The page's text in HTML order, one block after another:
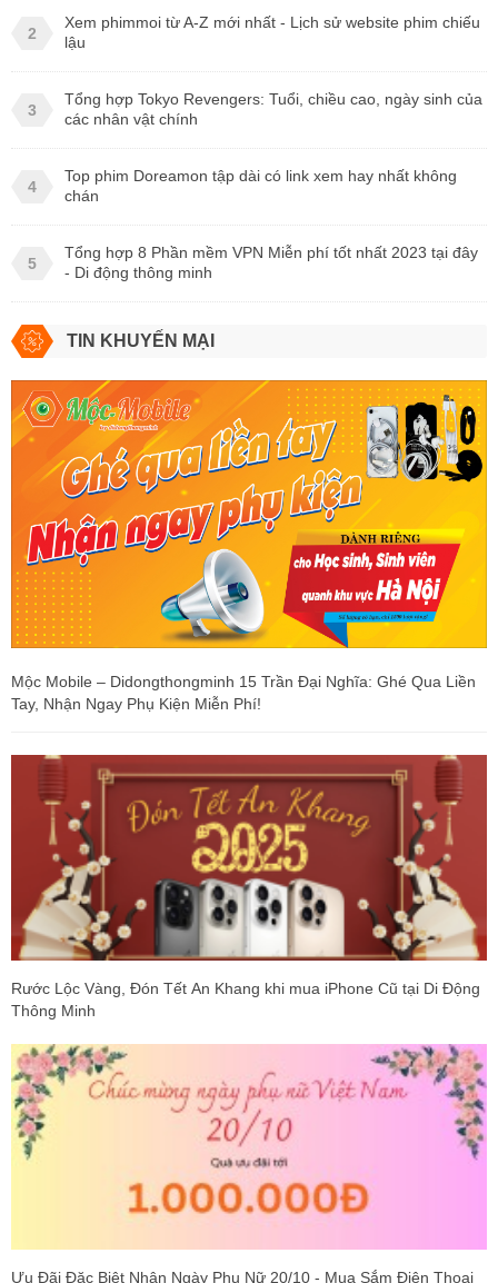
2
Xem phimmoi từ A-Z mới nhất - Lịch sử website phim chiếu
lậu
3
Tổng hợp Tokyo Revengers: Tuổi, chiều cao, ngày sinh của
các nhân vật chính
4
Top phim Doreamon tập dài có link xem hay nhất không
chán
5
Tổng hợp 8 Phần mềm VPN Miễn phí tốt nhất 2023 tại đây
- Di động thông minh
TIN KHUYẾN MẠI
Mộc Mobile – Didongthongminh 15 Trần Đại Nghĩa: Ghé Qua Liền
Tay, Nhận Ngay Phụ Kiện Miễn Phí!
Rước Lộc Vàng, Đón Tết An Khang khi mua iPhone Cũ tại Di Động
Thông Minh
Ưu Đãi Đặc Biệt Nhân Ngày Phụ Nữ 20/10 - Mua Sắm Điện Thoại